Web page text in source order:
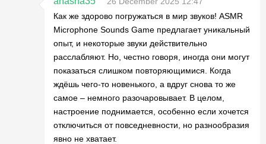
Как же здорово погружаться в мир звуков! ASMR
Microphone Sounds Game предлагает уникальный
опыт, и некоторые звуки действительно
расслабляют. Но, честно говоря, иногда они могут
показаться слишком повторяющимися. Когда
ждёшь чего-то новенького, а вдруг снова то же
самое – немного разочаровывает. В целом,
настроение поднимается, особенно если хочется
отключиться от повседневности, но разнообразия
явно не хватает.